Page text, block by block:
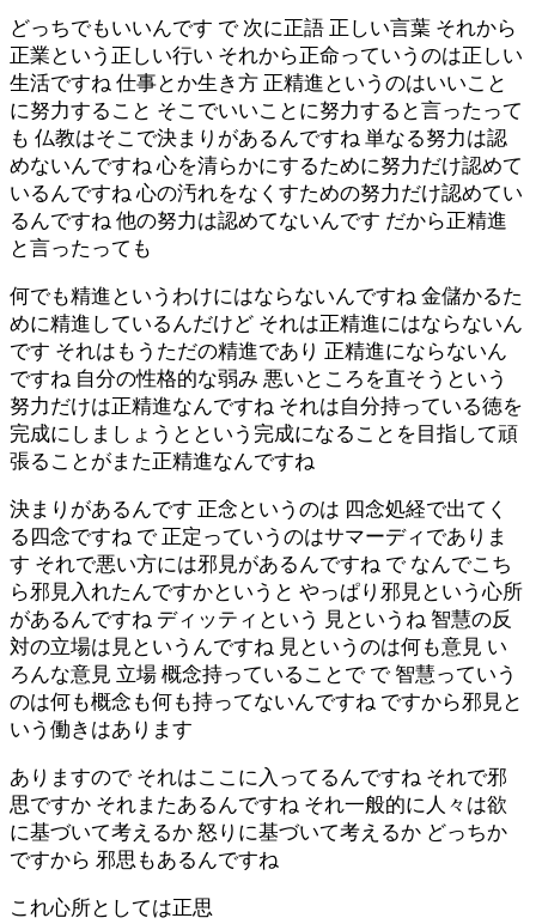
どっちでもいいんです で 次に正語 正しい言葉 それから
正業という正しい行い それから正命っていうのは正しい
生活ですね 仕事とか生き方 正精進というのはいいこと
に努力すること そこでいいことに努力すると言ったって
も 仏教はそこで決まりがあるんですね 単なる努力は認
めないんですね 心を清らかにするために努力だけ認めて
いるんですね 心の汚れをなくすための努力だけ認めてい
るんですね 他の努力は認めてないんです だから正精進
と言ったっても
何でも精進というわけにはならないんですね 金儲かるた
めに精進しているんだけど それは正精進にはならないん
です それはもうただの精進であり 正精進にならないん
ですね 自分の性格的な弱み 悪いところを直そうという
努力だけは正精進なんですね それは自分持っている徳を
完成にしましょうとという完成になることを目指して頑
張ることがまた正精進なんですね
決まりがあるんです 正念というのは 四念処経で出てく
る四念ですね で 正定っていうのはサマーディでありま
す それで悪い方には邪見があるんですね で なんでこち
ら邪見入れたんですかというと やっぱり邪見という心所
があるんですね ディッティという 見というね 智慧の反
対の立場は見というんですね 見というのは何も意見 い
ろんな意見 立場 概念持っていることで で 智慧っていう
のは何も概念も何も持ってないんですね ですから邪見と
いう働きはあります
ありますので それはここに入ってるんですね それで邪
思ですか それまたあるんですね それ一般的に人々は欲
に基づいて考えるか 怒りに基づいて考えるか どっちか
ですから 邪思もあるんですね
これ心所としては正思